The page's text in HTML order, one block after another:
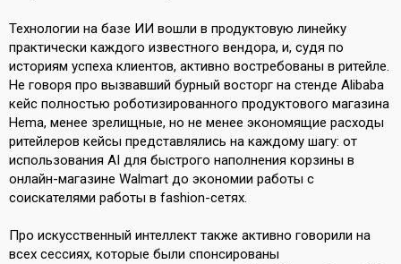
Технологии на базе ИИ вошли в продуктовую линейку
практически каждого известного вендора, и, судя по
историям успеха клиентов, активно востребованы в ритейле.
Не говоря про вызвавший бурный восторг на стенде Alibaba
кейс полностью роботизированного продуктового магазина
Hema, менее зрелищные, но не менее экономящие расходы
ритейлеров кейсы представлялись на каждому шагу: от
использования AI для быстрого наполнения корзины в
онлайн-магазине Walmart до экономии работы с
соискателями работы в fashion-сетях.
Про искусственный интеллект также активно говорили на
всех сессиях, которые были спонсированы